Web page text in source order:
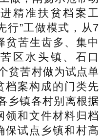
精准扶贫档案工
行”工做模式，从7
贫苦生齿多、集中
区水头镇、石口
贫苦村做为试点单
档案构成的门类先
乡镇各村别离根据
领和文件材料归档
保试点乡镇和村高